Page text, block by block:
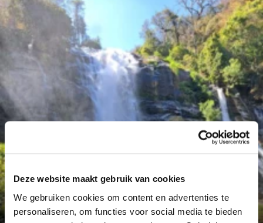
Deze website maakt gebruik van cookies
We gebruiken cookies om content en advertenties te
personaliseren, om functies voor social media te bieden
Déanne Wetzels